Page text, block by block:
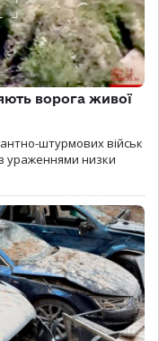
ворога живої
штурмових військ
ураженнями низки